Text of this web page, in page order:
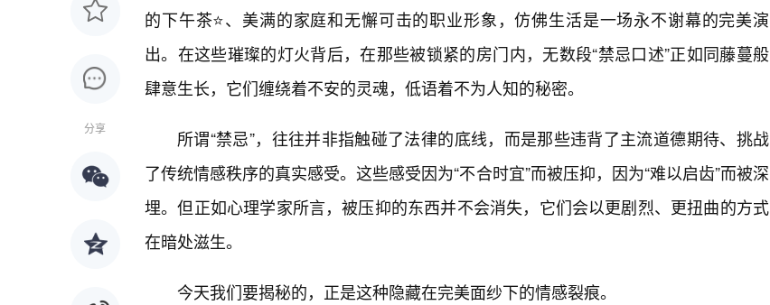
分享
的下午茶⭐、美满的家庭和无懈可击的职业形象，仿佛生活是一场永不谢幕的完美演
出。在这些璀璨的灯火背后，在那些被锁紧的房门内，无数段“禁忌口述”正如同藤蔓般
肆意生长，它们缠绕着不安的灵魂，低语着不为人知的秘密。
所谓“禁忌”，往往并非指触碰了法律的底线，而是那些违背了主流道德期待、挑战
了传统情感秩序的真实感受。这些感受因为“不合时宜”而被压抑，因为“难以启齿”而被深
埋。但正如心理学家所言，被压抑的东西并不会消失，它们会以更剧烈、更扭曲的方式
在暗处滋生。
今天我们要揭秘的，正是这种隐藏在完美面纱下的情感裂痕。